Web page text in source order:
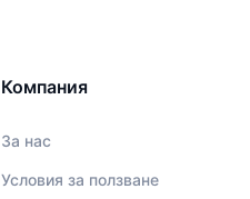
Компания
За нас
Условия за ползване